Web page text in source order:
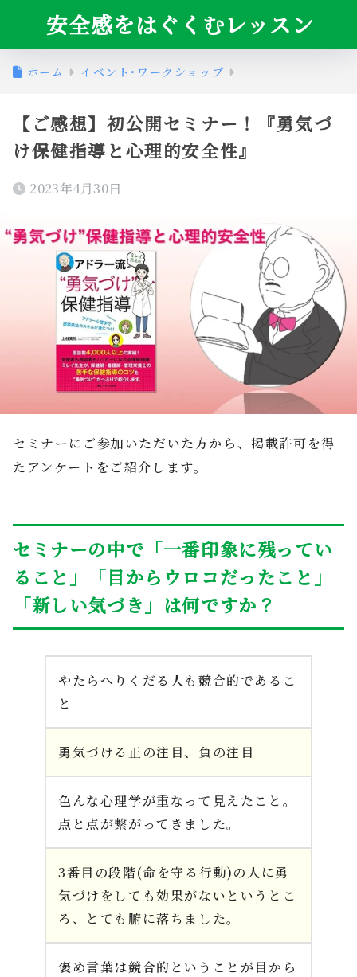
安全感をはぐくむレッスン
ホーム イベント･ワークショップ
【ご感想】初公開セミナー！『勇気づ
け保健指導と心理的安全性』
2023年4月30日
セミナーにご参加いただいた方から、掲載許可を得
たアンケートをご紹介します。
セミナーの中で「一番印象に残ってい
ること」「目からウロコだったこと」
「新しい気づき」は何ですか？
やたらへりくだる人も競合的であるこ
と
勇気づける正の注目、負の注目
色んな心理学が重なって見えたこと。
点と点が繋がってきました。
3番目の段階(命を守る行動)の人に勇
気づけをしても効果がないというとこ
ろ、とても腑に落ちました。
褒め言葉は競合的ということが目から